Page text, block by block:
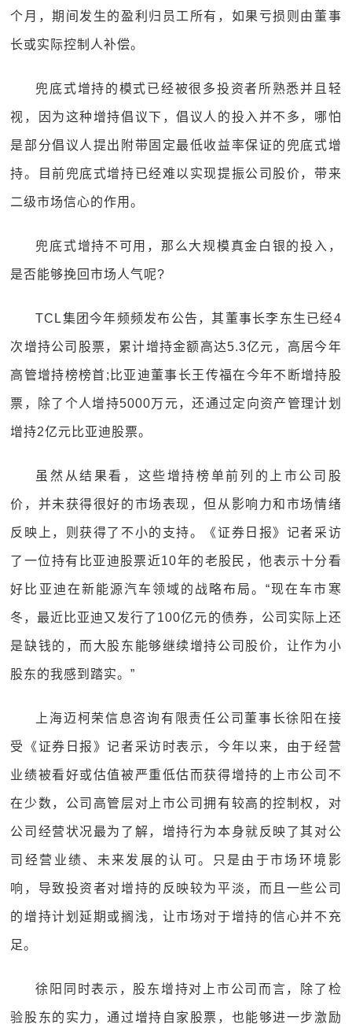
个月，期间发生的盈利归员工所有，如果亏损则由董事
长或实际控制人补偿。
兜底式增持的模式已经被很多投资者所熟悉并且轻
视，因为这种增持倡议下，倡议人的投入并不多，哪怕
是部分倡议人提出附带固定最低收益率保证的兜底式增
持。目前兜底式增持已经难以实现提振公司股价，带来
二级市场信心的作用。
兜底式增持不可用，那么大规模真金白银的投入，
是否能够挽回市场人气呢?
TCL集团今年频频发布公告，其董事长李东生已经4
次增持公司股票，累计增持金额高达5.3亿元，高居今年
高管增持榜榜首;比亚迪董事长王传福在今年不断增持股
票，除了个人增持5000万元，还通过定向资产管理计划
增持2亿元比亚迪股票。
虽然从结果看，这些增持榜单前列的上市公司股
价，并未获得很好的市场表现，但从影响力和市场情绪
反映上，则获得了不小的支持。《证券日报》记者采访
了一位持有比亚迪股票近10年的老股民，他表示十分看
好比亚迪在新能源汽车领域的战略布局。“现在车市寒
冬，最近比亚迪又发行了100亿元的债券，公司实际上还
是缺钱的，而大股东能够继续增持公司股价，让作为小
股东的我感到踏实。”
上海迈柯荣信息咨询有限责任公司董事长徐阳在接
受《证券日报》记者采访时表示，今年以来，由于经营
业绩被看好或估值被严重低估而获得增持的上市公司不
在少数，公司高管层对上市公司拥有较高的控制权，对
公司经营状况最为了解，增持行为本身就反映了其对公
司经营业绩、未来发展的认可。只是由于市场环境影
响，导致投资者对增持的反映较为平淡，而且一些公司
的增持计划延期或搁浅，让市场对于增持的信心并不充
足。
徐阳同时表示，股东增持对上市公司而言，除了检
验股东的实力，通过增持自家股票，也能够进一步激励